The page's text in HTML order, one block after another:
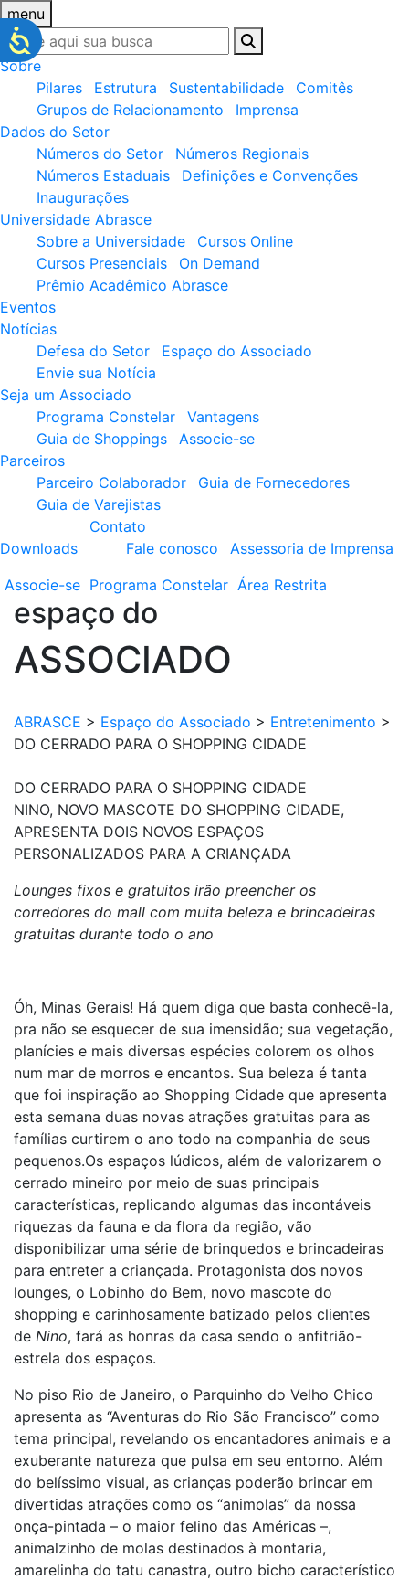
menu
Sobre
Pilares
Estrutura Sustentabilidade
Comitês
Grupos de Relacionamento
Imprensa
Dados do Setor
Números do Setor
Números Regionais
Números Estaduais
Definições e Convenções
Inaugurações
Universidade Abrasce
Sobre a Universidade
Cursos Online
Cursos Presenciais
On Demand
Prêmio Acadêmico Abrasce
Eventos
Notícias
Defesa do Setor
Espaço do Associado
Envie sua Notícia
Seja um Associado
Programa Constelar
Vantagens
Guia de Shoppings
Associe-se
Parceiros
Parceiro Colaborador
Guia de Fornecedores
Guia de Varejistas
Downloads
Contato
Fale conosco
Assessoria de Imprensa
Associe-se Programa Constelar Área Restrita
espaço do
ASSOCIADO
ABRASCE > Espaço do Associado > Entretenimento >
DO CERRADO PARA O SHOPPING CIDADE
DO CERRADO PARA O SHOPPING CIDADE
NINO, NOVO MASCOTE DO SHOPPING CIDADE,
APRESENTA DOIS NOVOS ESPAÇOS
PERSONALIZADOS PARA A CRIANÇADA
Lounges fixos e gratuitos irão preencher os
corredores do mall com muita beleza e brincadeiras
gratuitas durante todo o ano
Óh, Minas Gerais! Há quem diga que basta conhecê-la,
pra não se esquecer de sua imensidão; sua vegetação,
planícies e mais diversas espécies colorem os olhos
num mar de morros e encantos. Sua beleza é tanta
que foi inspiração ao Shopping Cidade que apresenta
esta semana duas novas atrações gratuitas para as
famílias curtirem o ano todo na companhia de seus
pequenos.Os espaços lúdicos, além de valorizarem o
cerrado mineiro por meio de suas principais
características, replicando algumas das incontáveis
riquezas da fauna e da flora da região, vão
disponibilizar uma série de brinquedos e brincadeiras
para entreter a criançada. Protagonista dos novos
lounges, o Lobinho do Bem, novo mascote do
shopping e carinhosamente batizado pelos clientes
de Nino, fará as honras da casa sendo o anfitrião-
estrela dos espaços.
No piso Rio de Janeiro, o Parquinho do Velho Chico
apresenta as “Aventuras do Rio São Francisco” como
tema principal, revelando os encantadores animais e a
exuberante natureza que pulsa em seu entorno. Além
do belíssimo visual, as crianças poderão brincar em
divertidas atrações como os “animolas” da nossa
onça-pintada – o maior felino das Américas –,
animalzinho de molas destinados à montaria,
amarelinha do tatu canastra, outro bicho característico